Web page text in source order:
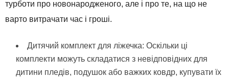
турботи про новонародженого, але і про те, на що не
варто витрачати час і гроші.
Дитячий комплект для ліжечка: Оскільки ці
комплекти можуть складатися з невідповідних для
дитини пледів, подушок або важких ковдр, купувати їх